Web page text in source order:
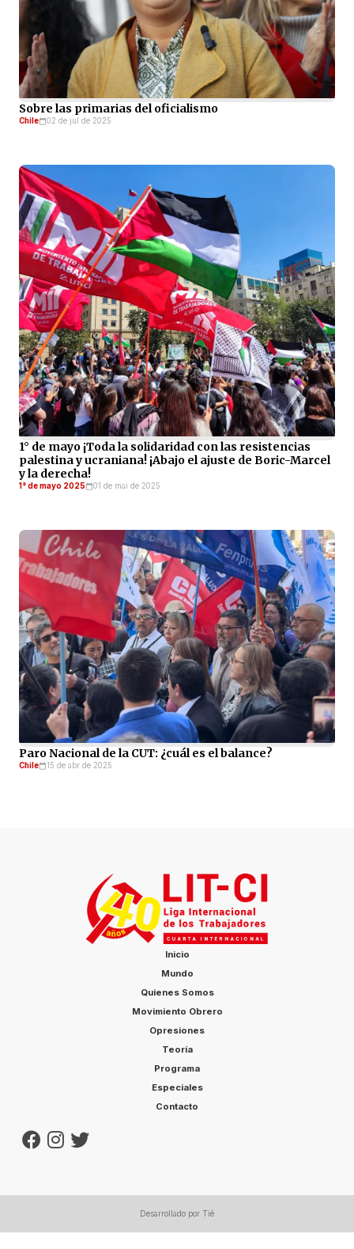
Sobre las primarias del oficialismo
Chile 02 de jul de 2025
1° de mayo ¡Toda la solidaridad con las resistencias
palestina y ucraniana! ¡Abajo el ajuste de Boric-Marcel
y la derecha!
1° de mayo 2025 01 de mai de 2025
Paro Nacional de la CUT: ¿cuál es el balance?
Chile 15 de abr de 2025
Inicio
Mundo
Quienes Somos
Movimiento Obrero
Opresiones
Teoría
Programa
Especiales
Contacto
Desarrollado por Tiê